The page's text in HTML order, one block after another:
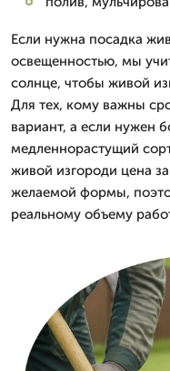
Если нужна посадка
освещенностью, мы
солнце, чтобы живой
Для тех, кому важны
вариант, а если нужен
медленнорастущий
живой изгороди цена
желаемой формы,
реальному объему